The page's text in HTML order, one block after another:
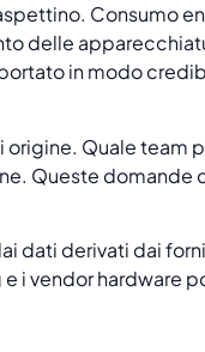
Consumo
delle
in modo
Quale team
Queste domande
dati derivati dai
i vendor hardware